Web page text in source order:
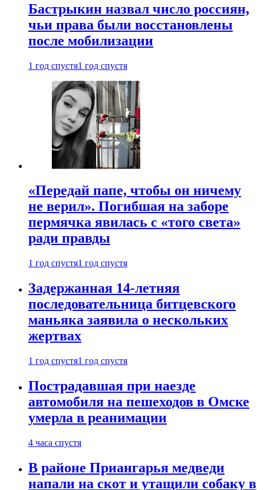
Бастрыкин назвал число россиян,
чьи права были восстановлены
после мобилизации
1 год спустя1 год спустя
«Передай папе, чтобы он ничему
не верил». Погибшая на заборе
пермячка явилась с «того света»
ради правды
1 год спустя1 год спустя
Задержанная 14-летняя
последовательница битцевского
маньяка заявила о нескольких
жертвах
1 год спустя1 год спустя
Пострадавшая при наезде
автомобиля на пешеходов в Омске
умерла в реанимации
4 часа спустя
В районе Приангарья медведи
напали на скот и утащили собаку в